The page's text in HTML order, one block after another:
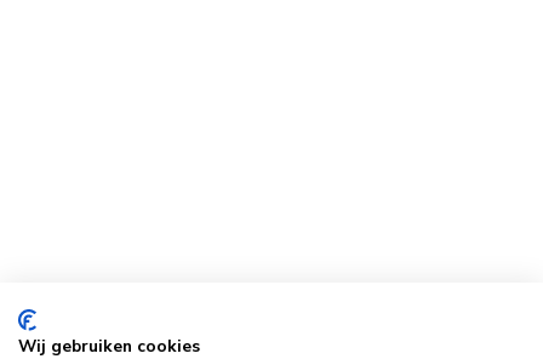
Wij gebruiken cookies